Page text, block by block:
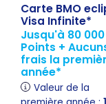
Carte BMO
Visa Infinite*
Jusqu'à 80 000
Points +
frais la
année*
Valeur de la